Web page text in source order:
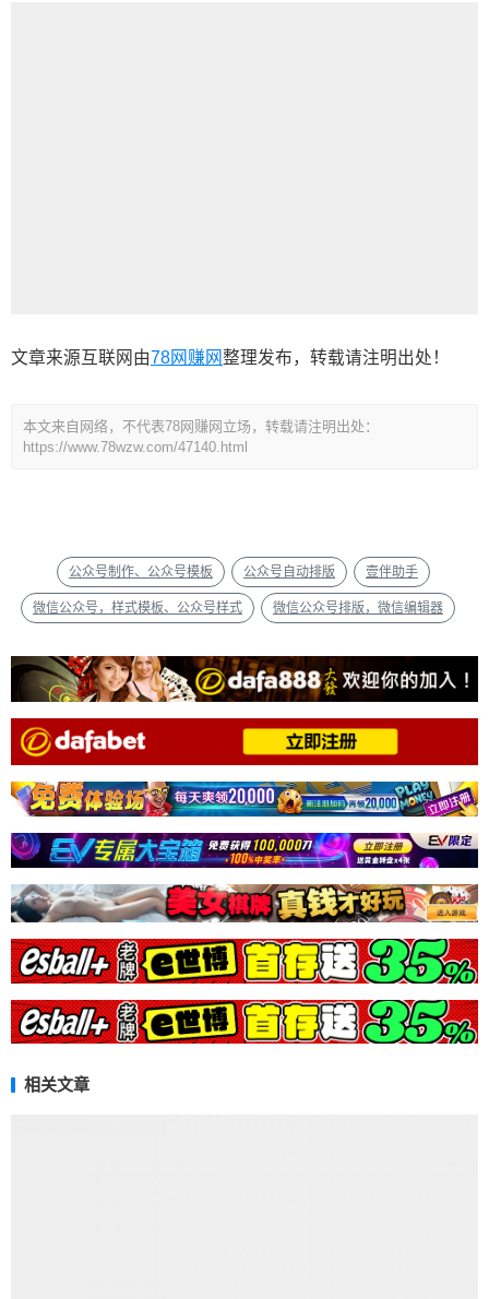
文章来源互联网由78网赚网整理发布，转载请注明出处！
本文来自网络，不代表78网赚网立场，转载请注明出处：
https://www.78wzw.com/47140.html
公众号制作、公众号模板 公众号自动排版 壹伴助手
微信公众号，样式模板、公众号样式 微信公众号排版，微信编辑器
相关文章